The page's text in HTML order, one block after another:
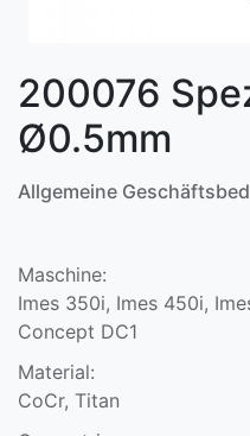
200076
Ø0.5mm
Allgemeine
Maschine:
Imes 350i, Imes 450i,
Concept DC1
Material:
CoCr, Titan